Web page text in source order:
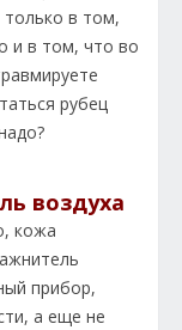
в том,
и в том, что во
рубец
воздуха
кожа
прибор,
а еще не